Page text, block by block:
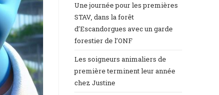
Une journée pour les premières
STAV, dans la forêt
d’Escandorgues avec un garde
forestier de l’ONF
Les soigneurs animaliers de
première terminent leur année
chez Justine